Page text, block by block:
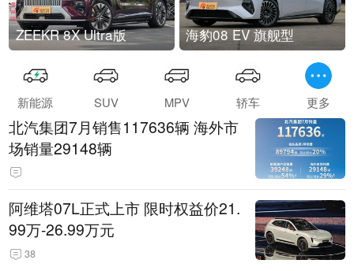
ZEEKR 8X Ultra版 海豹08 EV 旗舰型
新能源 SUV MPV 轿车 更多
北汽集团7月销售117636辆 海外市
场销量29148辆
阿维塔07L正式上市 限时权益价21.
99万-26.99万元
38